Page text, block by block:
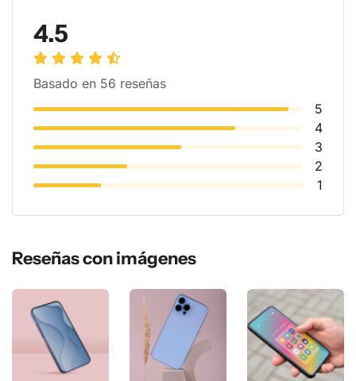
4.5
Basado en 56 reseñas
5
4
3
2
1
Reseñas con imágenes